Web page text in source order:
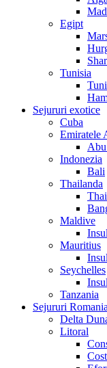
Egipt
Tunisia
Sejururi exotice
Cuba
Emiratele
Indonezia
Bali
Thailanda
Maldive
Mauritius
Seychelles
Tanzania
Sejururi Romania
Delta
Litoral